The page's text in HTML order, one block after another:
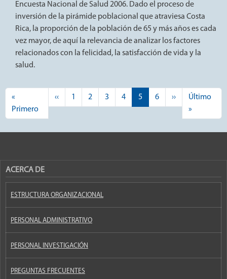
Encuesta Nacional de Salud 2006. Dado el proceso de
inversión de la pirámide poblacional que atraviesa Costa
Rica, la proporción de la población de 65 y más años es cada
vez mayor, de aquí la relevancia de analizar los factores
relacionados con la felicidad, la satisfacción de vida y la
salud.
Paginación
«
PrimeroPrimera página
‹‹Página anterior
1 2 3 4 5 6 ››Siguiente
Último
»
ACERCA DE
ESTRUCTURA ORGANIZACIONAL
PERSONAL ADMINISTRATIVO
PERSONAL INVESTIGACIÓN
PREGUNTAS FRECUENTES